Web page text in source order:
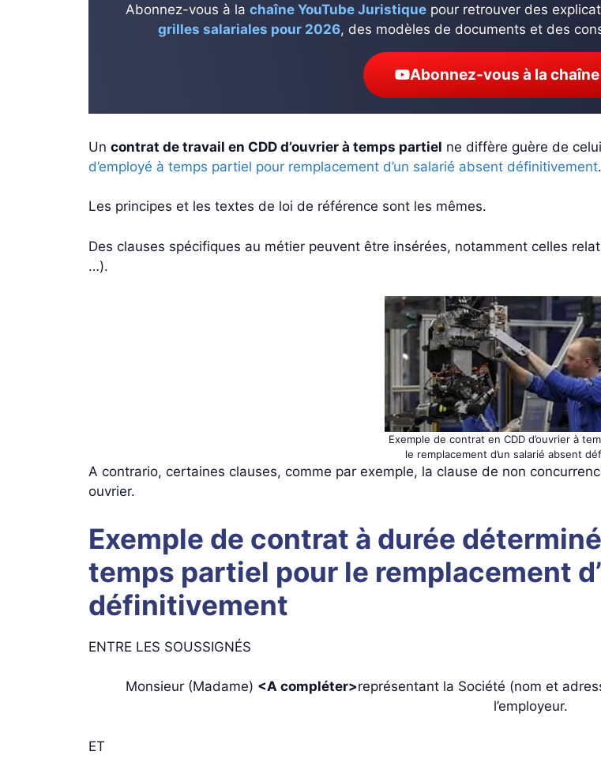
Abonnez-vous à la chaîne YouTube Juristique pour retrouver des
grilles salariales pour 2026, des modèles de documents et des
Abonnez-vous à la
Un contrat de travail en CDD d’ouvrier à temps partiel ne diffère guère de
d’employé à temps partiel pour remplacement d’un salarié absent définitivement.
Les principes et les textes de loi de référence sont les mêmes.
Des clauses spécifiques au métier peuvent être insérées, notamment celles
…).
Exemple de contrat en CDD d’ouvrier à
le remplacement d’un salarié absent
A contrario, certaines clauses, comme par exemple, la clause de non
ouvrier.
Exemple de contrat à durée
temps partiel pour le remplacement
définitivement
ENTRE LES SOUSSIGNÉS
Monsieur (Madame) <A compléter>représentant la Société (nom et
l’employeur.
ET